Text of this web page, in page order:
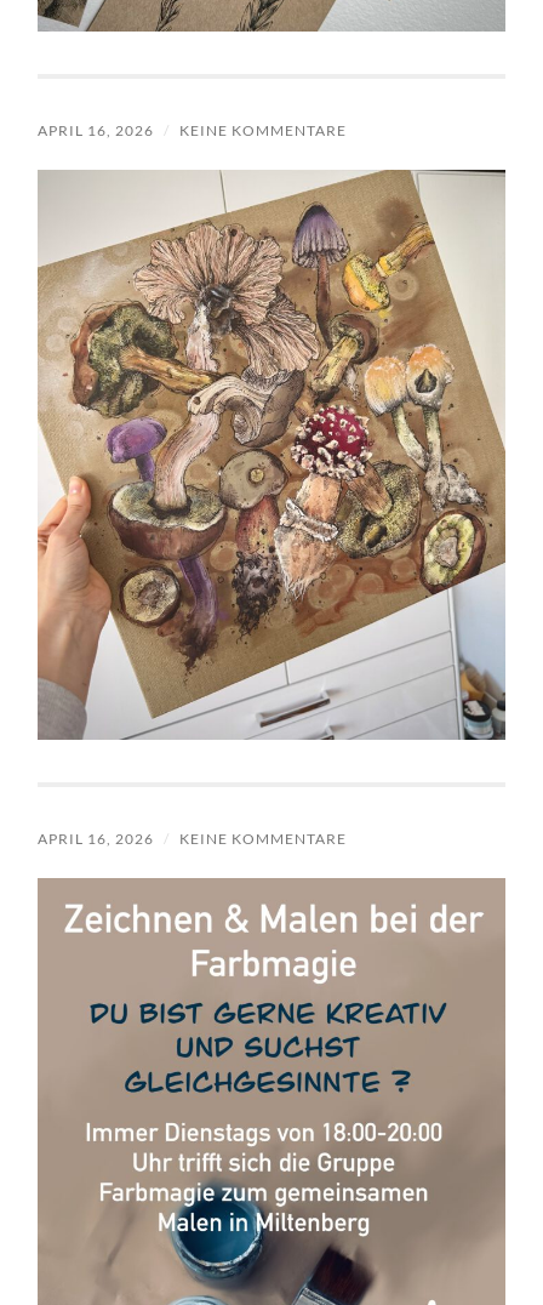
APRIL 16, 2026 / KEINE KOMMENTARE
APRIL 16, 2026 / KEINE KOMMENTARE